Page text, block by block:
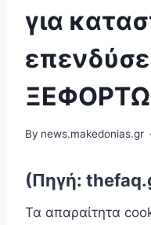
για
By news.makedonias.gr
(Πηγή:
Τα απαραίτητα